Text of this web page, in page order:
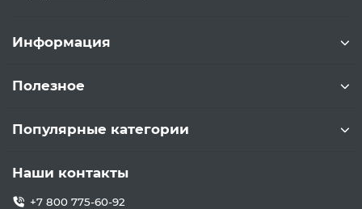
Информация
Полезное
Популярные категории
Наши контакты
+7 800 775-60-92